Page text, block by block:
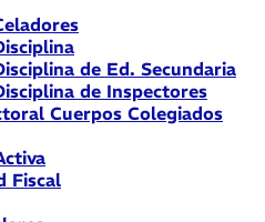
de Ed. Secundaria
de Inspectores
Cuerpos Colegiados
Fiscal